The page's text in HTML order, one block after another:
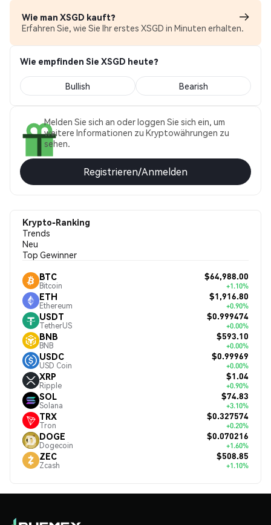
Wie man XSGD kauft?
Erfahren Sie, wie Sie Ihr erstes XSGD in Minuten erhalten.
Wie empfinden Sie XSGD heute?
Bullish Bearish
Melden Sie sich an oder loggen Sie sich ein, um
weitere Informationen zu Kryptowährungen zu
sehen.
Registrieren/Anmelden
Krypto-Ranking
Trends
Neu
Top Gewinner
BTC
Bitcoin
$64,988.00
+1.10%
ETH
Ethereum
$1,916.80
+0.90%
USDT
TetherUS
$0.999474
+0.00%
BNB
BNB
$593.10
+0.00%
USDC
USD Coin
$0.99969
+0.00%
XRP
Ripple
$1.04
+0.90%
SOL
Solana
$74.83
+3.10%
TRX
Tron
$0.327574
+0.20%
DOGE
Dogecoin
$0.070216
+1.60%
ZEC
Zcash
$508.85
+1.10%